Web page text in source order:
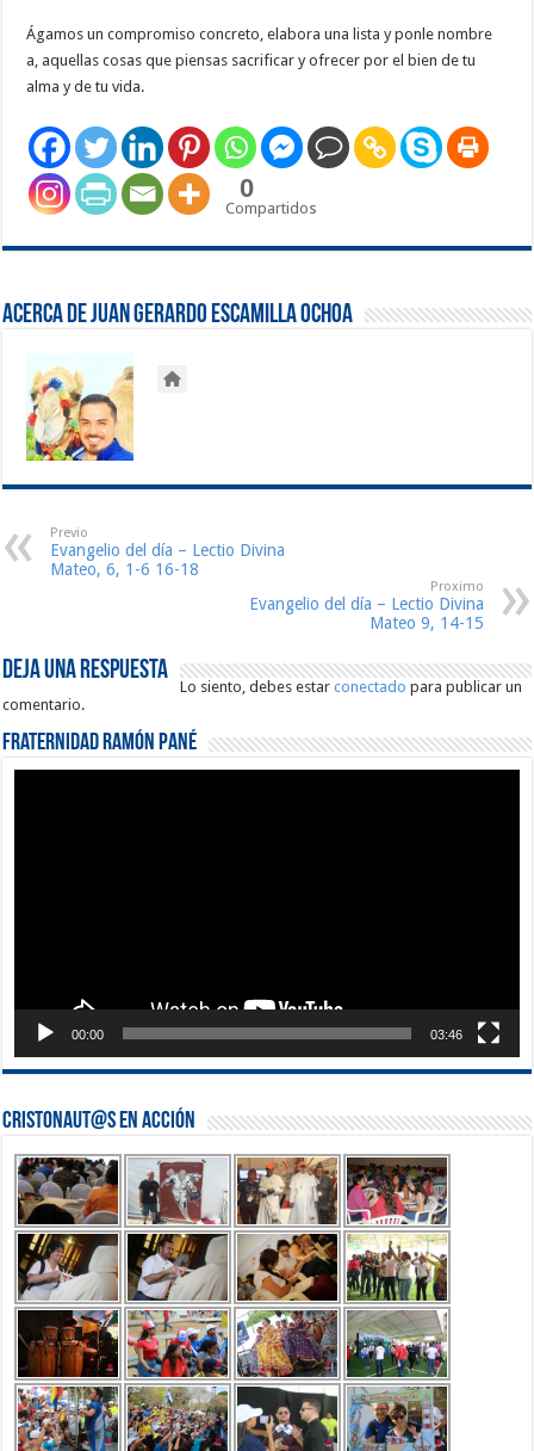
Ágamos un compromiso concreto, elabora una lista y ponle nombre
a, aquellas cosas que piensas sacrificar y ofrecer por el bien de tu
alma y de tu vida.
0
Compartidos
Acerca de Juan Gerardo Escamilla Ochoa
Previo
Evangelio del día – Lectio Divina
Mateo, 6, 1-6 16-18
Proximo
Evangelio del día – Lectio Divina
Mateo 9, 14-15
Deja una respuesta
Lo siento, debes estarconectado para publicar un
comentario.
Fraternidad Ramón Pané
00:00 03:46
Cristonaut@s en Acción